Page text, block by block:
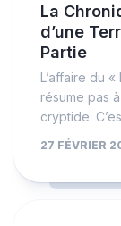
La
d’une
Partie
L’affaire du
résume pas
cryptide.
27 FÉVRIER